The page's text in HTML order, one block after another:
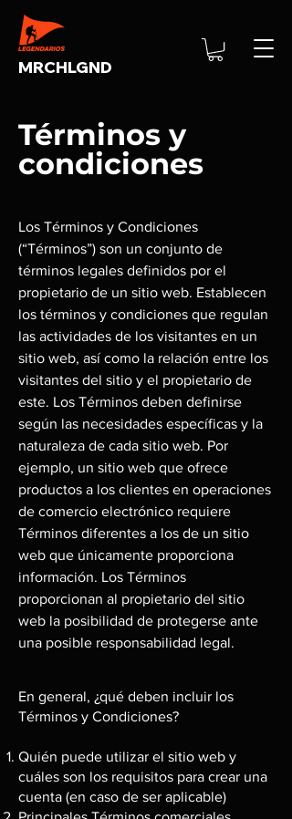
MRCHLGND
Términos y
condiciones
Los Términos y Condiciones
(“Términos”) son un conjunto de
términos legales definidos por el
propietario de un sitio web. Establecen
los términos y condiciones que regulan
las actividades de los visitantes en un
sitio web, así como la relación entre los
visitantes del sitio y el propietario de
este. Los Términos deben definirse
según las necesidades específicas y la
naturaleza de cada sitio web. Por
ejemplo, un sitio web que ofrece
productos a los clientes en operaciones
de comercio electrónico requiere
Términos diferentes a los de un sitio
web que únicamente proporciona
información. Los Términos
proporcionan al propietario del sitio
web la posibilidad de protegerse ante
una posible responsabilidad legal.
En general, ¿qué deben incluir los
Términos y Condiciones?
Quién puede utilizar el sitio web y
cuáles son los requisitos para crear una
cuenta (en caso de ser aplicable)